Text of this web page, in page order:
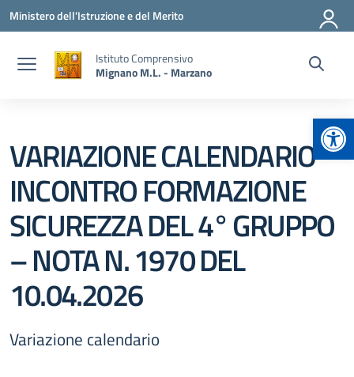
Vai ai contenuti
Vai al menu di navigazione
Vai al footer
Ministero dell'Istruzione e del Merito
Istituto Comprensivo
Mignano M.L. - Marzano
VARIAZIONE CALENDARIO
INCONTRO FORMAZIONE
SICUREZZA DEL 4° GRUPPO
– NOTA N. 1970 DEL
10.04.2026
Variazione calendario